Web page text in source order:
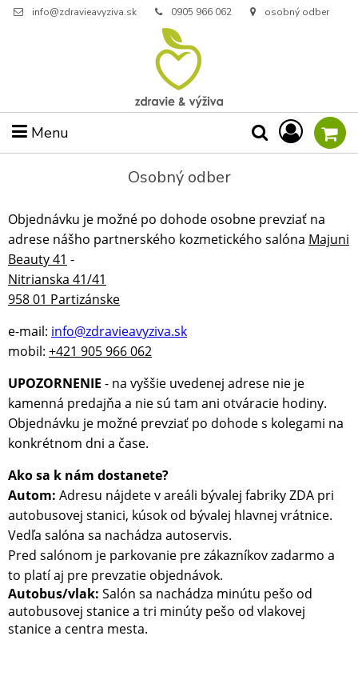
info@zdravieavyziva.sk 0905 966 062 osobný odber
Menu
Osobný odber
Objednávku je možné po dohode osobne prevziať na
adrese nášho partnerského kozmetického salóna Majuni
Beauty 41 -
Nitrianska 41/41
958 01 Partizánske
e-mail: info@zdravieavyziva.sk
mobil: +421 905 966 062
UPOZORNENIE - na vyššie uvedenej adrese nie je
kamenná predajňa a nie sú tam ani otváracie hodiny.
Objednávku je možné prevziať po dohode s kolegami na
konkrétnom dni a čase.
Ako sa k nám dostanete?
Autom: Adresu nájdete v areáli bývalej fabriky ZDA pri
autobusovej stanici, kúsok od bývalej hlavnej vrátnice.
Vedľa salóna sa nachádza autoservis.
Pred salónom je parkovanie pre zákazníkov zadarmo a
to platí aj pre prevzatie objednávok.
Autobus/vlak: Salón sa nachádza minútu pešo od
autobusovej stanice a tri minúty pešo od vlakovej
stanice a centra mesta.